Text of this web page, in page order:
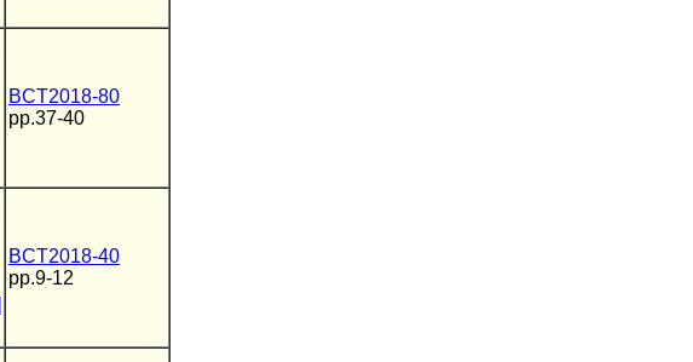
BCT2018-80
pp.37-40
BCT2018-40
pp.9-12